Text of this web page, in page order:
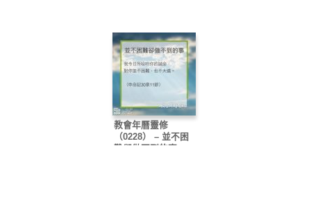
教會年曆靈修
（0228） – 並不困
難卻做不到的事